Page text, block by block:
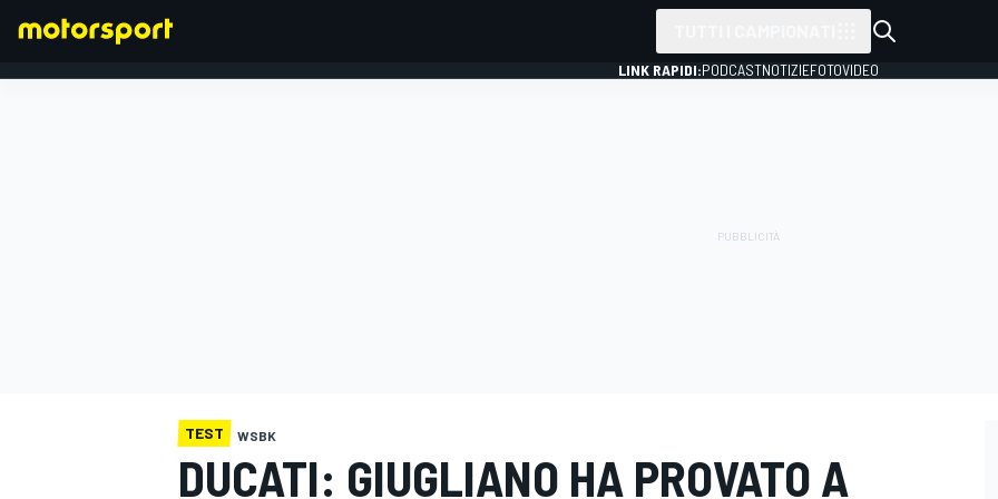
LINK RAPIDI:PODCASTNOTIZIEFOTOVIDEO
TEST WSBK
DUCATI: GIUGLIANO HA PROVATO A